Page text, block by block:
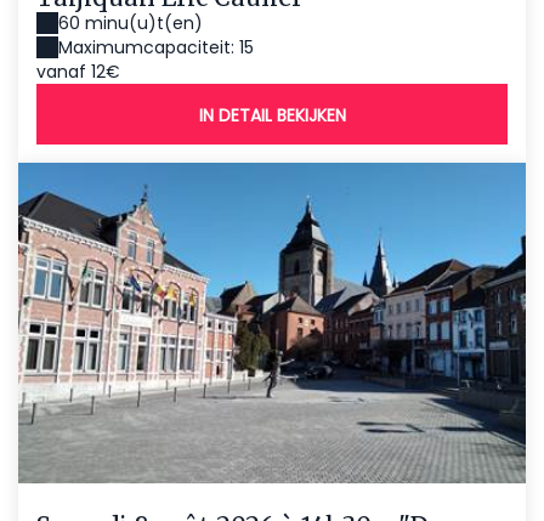
60 minu(u)t(en)
Maximumcapaciteit: 15
vanaf 12€
IN DETAIL BEKIJKEN